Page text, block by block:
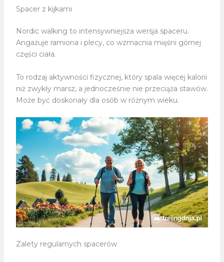
Spacer z kijkami
Nordic walking to intensywniejsza wersja spaceru.
Angażuje ramiona i plecy, co wzmacnia mięśni górnej
części ciała.
To rodzaj aktywności fizycznej, który spala więcej kalorii
niż zwykły marsz, a jednocześnie nie przeciąża stawów.
Może być doskonały dla osób w różnym wieku.
Zalety regularnych spacerów